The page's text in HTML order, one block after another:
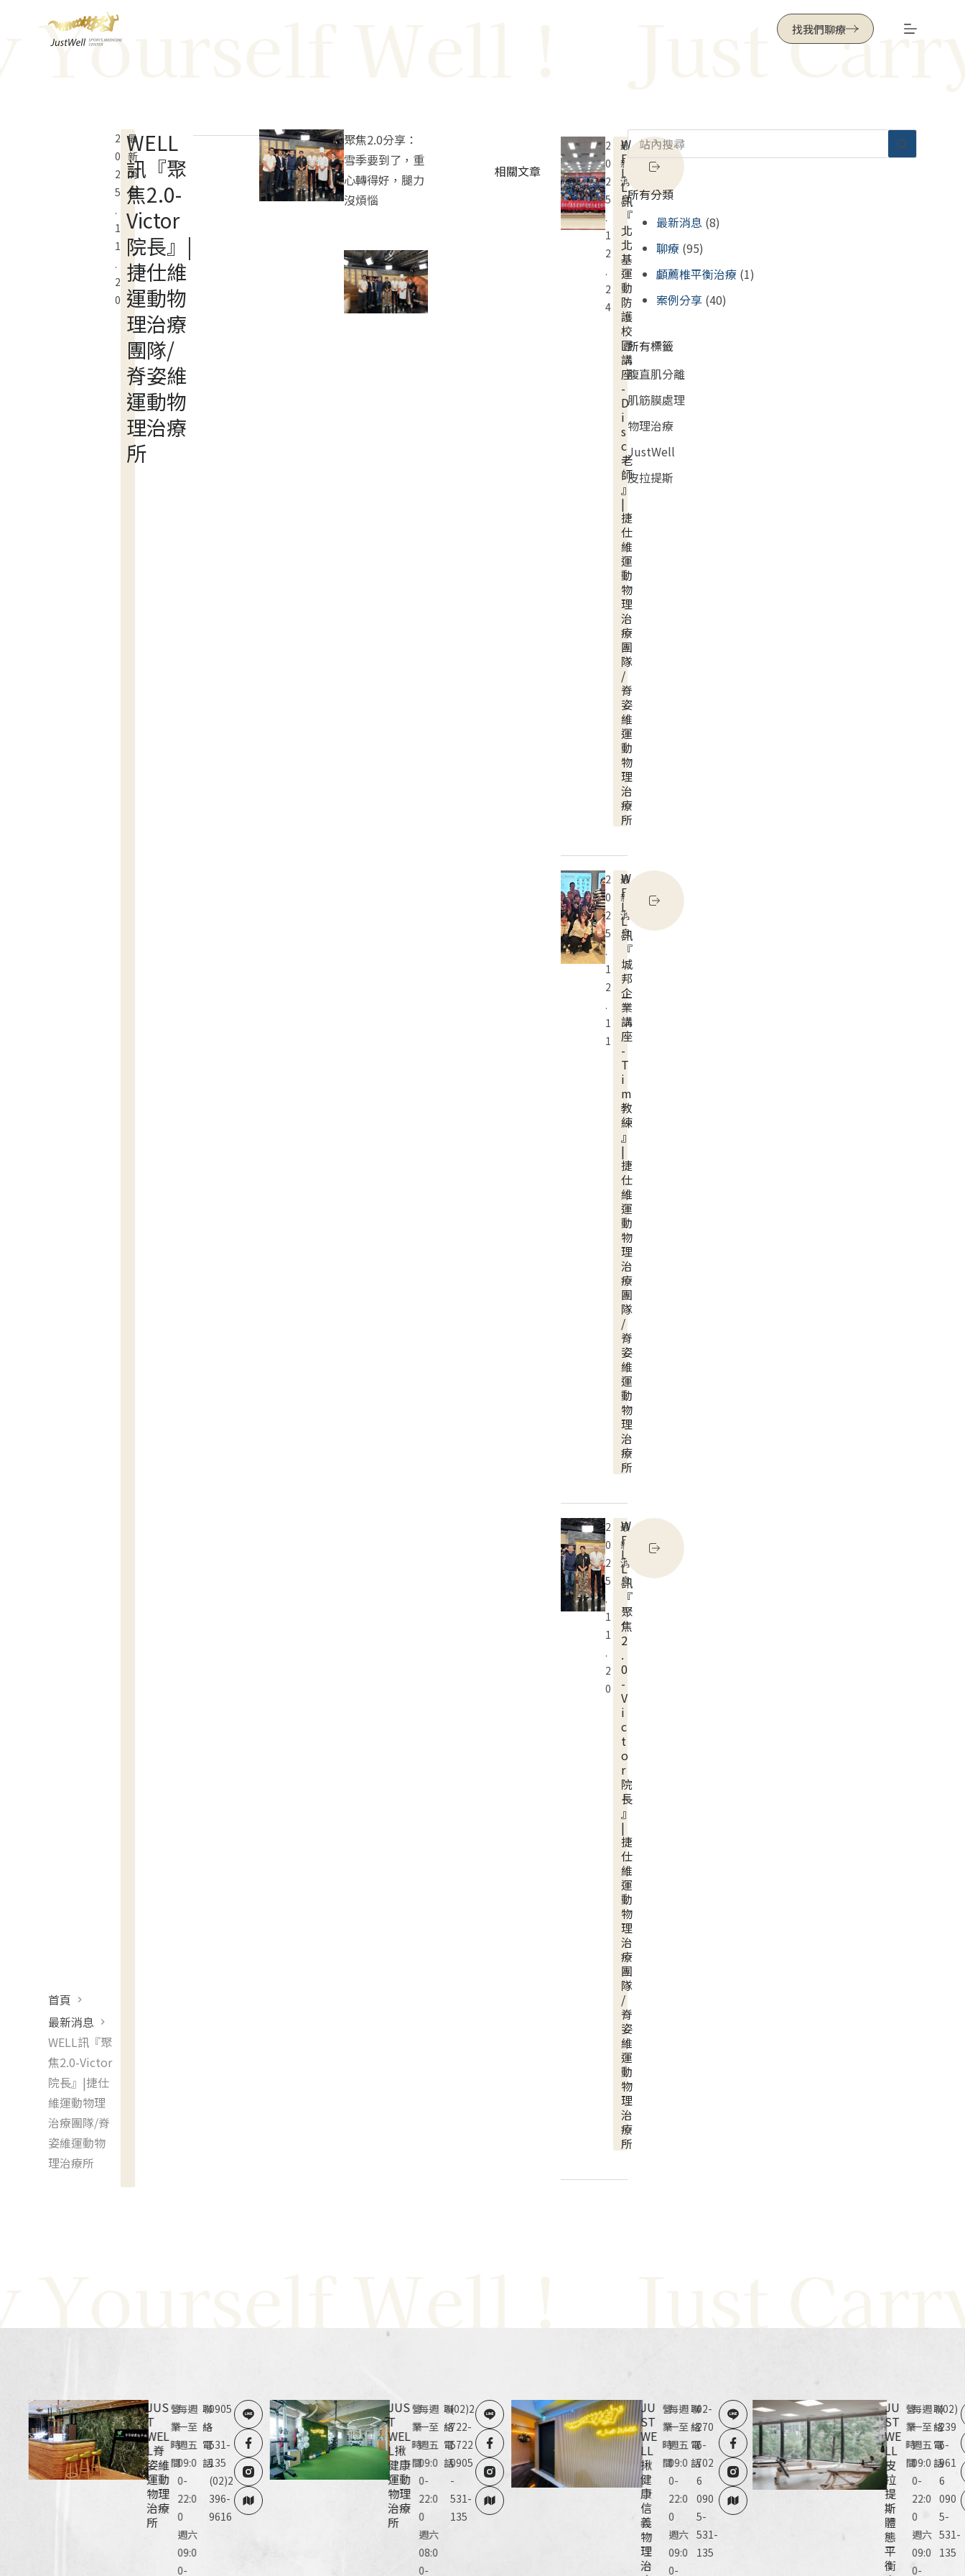
找我們聊療
Well ! Just Carry
首頁
最新消息
WELL訊『聚
焦2.0-Victor
院長』|捷仕
維運動物理
治療團隊/脊
姿維運動物
理治療所
2
0
2
5
.
1
1
.
2
0
最
新
消
息
WELL
訊『聚
焦2.0-
Victor
院長』|
捷仕維
運動物
理治療
團隊/
脊姿維
運動物
理治療
所
聚焦2.0分享：
雪季要到了，重
心轉得好，腿力
沒煩惱
相關文章
2
0
2
5
.
1
2
.
2
4
最
新
消
息
W
E
L
L
訊
『
北
北
基
運
動
防
護
校
園
講
座
-
D
i
s
c
老
師
』
|
捷
仕
維
運
動
物
理
治
療
團
隊
/
脊
姿
維
運
動
物
理
治
療
所
2
0
2
5
.
1
2
.
1
1
最
新
消
息
W
E
L
L
訊
『
城
邦
企
業
講
座
-
T
i
m
教
練
』
|
捷
仕
維
運
動
物
理
治
療
團
隊
/
脊
姿
維
運
動
物
理
治
療
所
2
0
2
5
.
1
1
.
2
0
最
新
消
息
W
E
L
L
訊
『
聚
焦
2
.
0
-
V
i
c
t
o
r
院
長
』
|
捷
仕
維
運
動
物
理
治
療
團
隊
/
脊
姿
維
運
動
物
理
治
療
所
所有分類
最新消息 (8)
聊療(95)
顱薦椎平衡治療(1)
案例分享(40)
所有標籤
腹直肌分離
肌筋膜處理
物理治療
JustWell
皮拉提斯
Well ! Just Carry
JUS
T
WEL
L脊
姿維
運動
物理
治療
所
營
業
時
間
每週
一至
週五
09:0
0-
22:0
0
週六
09:0
0-
聯
絡
電
話
0905
-
531-
135
(02)2
396-
9616
JUS
T
WEL
L揪
健康
運動
物理
治療
所
營
業
時
間
每週
一至
週五
09:0
0-
22:0
0
週六
08:0
0-
聯
絡
電
話
(02)2
722-
5722
0905
-
531-
135
JU
ST
WE
LL
揪
健
康
信
義
物
理
治
營
業
時
間
每週
一至
週五
09:0
0-
22:0
0
週六
09:0
0-
聯
絡
電
話
02-
270
6-
702
6
090
5-
531-
135
JU
ST
WE
LL
皮
拉
提
斯
體
態
平
衡
營
業
時
間
每週
一至
週五
09:0
0-
22:0
0
週六
09:0
0-
聯
絡
電
話
(02)
239
6-
961
6
090
5-
531-
135